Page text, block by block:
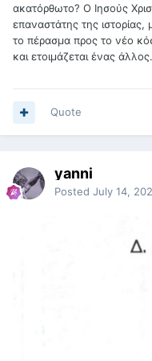
ακατόρθωτο? Ο Ιησούς
επαναστάτης της ιστορίας,
το πέρασμα προς το νέο
και ετοιμάζεται ένας
Quote
yanni
Posted July 14,